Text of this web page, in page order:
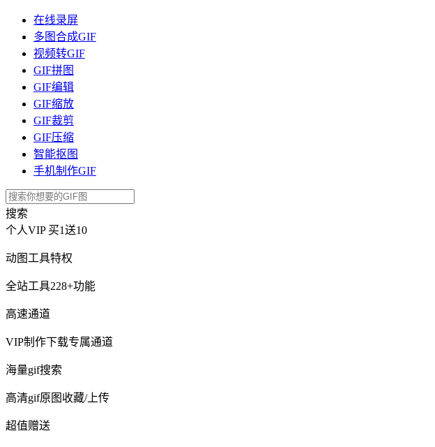
在线录屏
多图合成GIF
视频转GIF
GIF拼图
GIF编辑
GIF缩放
GIF裁剪
GIF压缩
智能抠图
手机制作GIF
搜索
个人VIP 买1送10
动图工具特权
全站工具228+功能
高速通道
VIP制作下载专属通道
海量gif搜索
高清gif原图收藏/上传
超值赠送